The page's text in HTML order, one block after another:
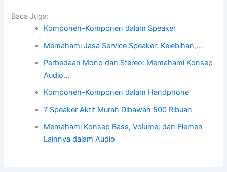
Baca Juga:
Komponen-Komponen dalam Speaker
Memahami Jasa Service Speaker: Kelebihan,…
Perbedaan Mono dan Stereo: Memahami Konsep
Audio…
Komponen-Komponen dalam Handphone
7 Speaker Aktif Murah Dibawah 500 Ribuan
Memahami Konsep Bass, Volume, dan Elemen
Lainnya dalam Audio